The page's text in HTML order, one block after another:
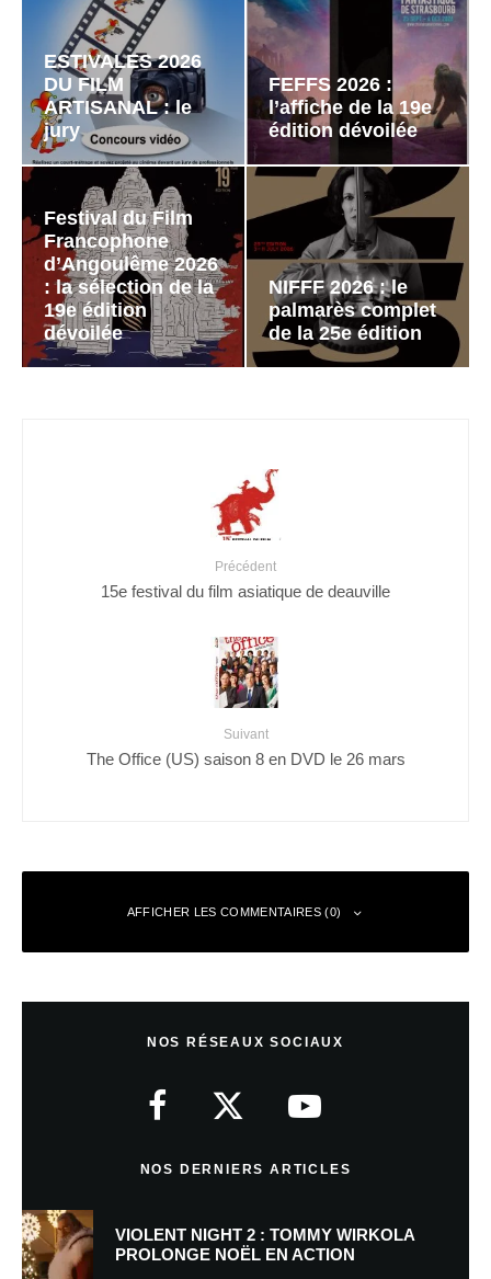
ESTIVALES 2026
DU FILM
ARTISANAL : le
jury
FEFFS 2026 :
l’affiche de la 19e
édition dévoilée
Festival du Film
Francophone
d’Angoulême 2026
: la sélection de la
19e édition
dévoilée
NIFFF 2026 : le
palmarès complet
de la 25e édition
Précédent
15e festival du film asiatique de deauville
Suivant
The Office (US) saison 8 en DVD le 26 mars
AFFICHER LES COMMENTAIRES (0)
NOS RÉSEAUX SOCIAUX
NOS DERNIERS ARTICLES
VIOLENT NIGHT 2 : TOMMY WIRKOLA
PROLONGE NOËL EN ACTION